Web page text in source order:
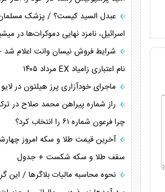
عبدل السید کیست؟ / پزشک
اسرائیل، نامزد نهایی دموکرات‌ها در
شرایط فروش نیسان وانت اعلام
نام اعتباری زامیاد EX مرداد ۱۴۰۵
ماجرای خودآزاری پرز هیلتون در
راز شماره پیراهن محمد صلاح در
چرا فرعون شماره ۶۱ را انتخاب کرد؟
سقف طلا و سکه شکست + جدول
نحوه محاسبه مالیات بلاگر‌ها / این